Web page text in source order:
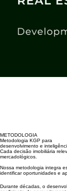
METODOLOGIA
Metodologia KGP para
desenvolvimento e
Cada decisão imobiliária
mercadológicos.
Nossa metodologia integra
identificar oportunidades e